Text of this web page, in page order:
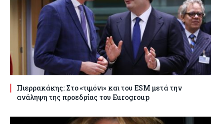
Πιερρακάκης: Στο «τιμόνι» και του ESM μετά την
ανάληψη της προεδρίας του Eurogroup